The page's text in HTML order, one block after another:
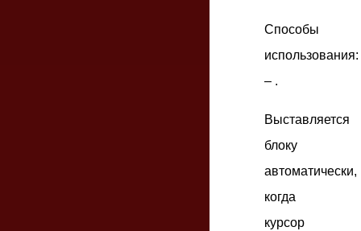
Способы
использования:
– .
Выставляется
блоку
автоматически,
когда
курсор